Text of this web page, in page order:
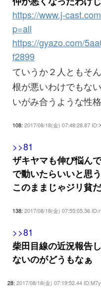
https://www.j-
p=all
https://gyazo.com/
f2899
ていうか２人ともそ
根が悪いわけでもな
いがみ合うような性
108: 2017/08/18(金) 07:48:28.87
>>81
ザキヤマも伸び悩ん
で動いたらいいと思
このままじゃジリ貧だ
138: 2017/08/18(金) 07:55:05.36
>>81
柴田目線の近況報告
ないのがどうもなぁ
28: 2017/08/18(金) 07:19:52.44